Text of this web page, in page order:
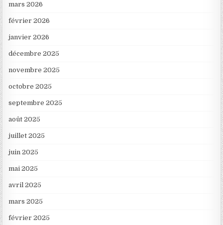
mars 2026
février 2026
janvier 2026
décembre 2025
novembre 2025
octobre 2025
septembre 2025
août 2025
juillet 2025
juin 2025
mai 2025
avril 2025
mars 2025
février 2025